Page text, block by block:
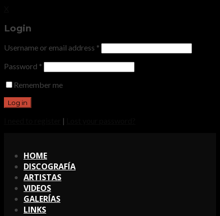
Login
Username or email address *
Password *
Remember me
|
HOME
DISCOGRAFÍA
ARTISTAS
VIDEOS
GALERÍAS
LINKS